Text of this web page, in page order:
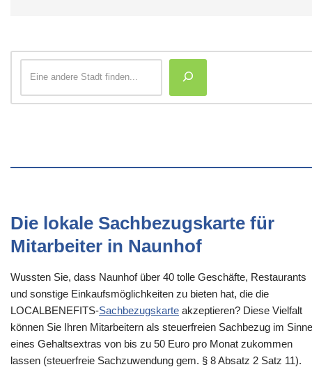
Die lokale Sachbezugskarte für
Mitarbeiter in Naunhof
Wussten Sie, dass Naunhof über 40 tolle Geschäfte, Restaurants
und sonstige Einkaufsmöglichkeiten zu bieten hat, die die
LOCALBENEFITS-Sachbezugskarte akzeptieren? Diese Vielfalt
können Sie Ihren Mitarbeitern als steuerfreien Sachbezug im Sinne
eines Gehaltsextras von bis zu 50 Euro pro Monat zukommen
lassen (steuerfreie Sachzuwendung gem. § 8 Absatz 2 Satz 11).